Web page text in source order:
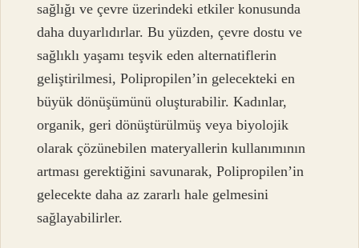
sağlığı ve çevre üzerindeki etkiler konusunda
daha duyarlıdırlar. Bu yüzden, çevre dostu ve
sağlıklı yaşamı teşvik eden alternatiflerin
geliştirilmesi, Polipropilen’in gelecekteki en
büyük dönüşümünü oluşturabilir. Kadınlar,
organik, geri dönüştürülmüş veya biyolojik
olarak çözünebilen materyallerin kullanımının
artması gerektiğini savunarak, Polipropilen’in
gelecekte daha az zararlı hale gelmesini
sağlayabilirler.